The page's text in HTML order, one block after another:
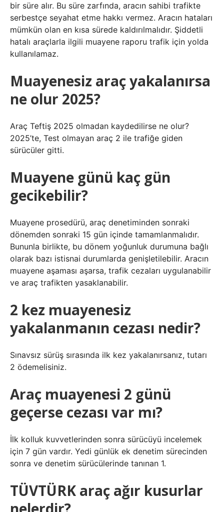
bir süre alır. Bu süre zarfında, aracın sahibi trafikte
serbestçe seyahat etme hakkı vermez. Aracın hataları
mümkün olan en kısa sürede kaldırılmalıdır. Şiddetli
hatalı araçlarla ilgili muayene raporu trafik için yolda
kullanılamaz.
Muayenesiz araç yakalanırsa
ne olur 2025?
Araç Teftiş 2025 olmadan kaydedilirse ne olur?
2025’te, Test olmayan araç 2 ile trafiğe giden
sürücüler gitti.
Muayene günü kaç gün
gecikebilir?
Muayene prosedürü, araç denetiminden sonraki
dönemden sonraki 15 gün içinde tamamlanmalıdır.
Bununla birlikte, bu dönem yoğunluk durumuna bağlı
olarak bazı istisnai durumlarda genişletilebilir. Aracın
muayene aşaması aşarsa, trafik cezaları uygulanabilir
ve araç trafikten yasaklanabilir.
2 kez muayenesiz
yakalanmanın cezası nedir?
Sınavsız sürüş sırasında ilk kez yakalanırsanız, tutarı
2 ödemelisiniz.
Araç muayenesi 2 günü
geçerse cezası var mı?
İlk kolluk kuvvetlerinden sonra sürücüyü incelemek
için 7 gün vardır. Yedi günlük ek denetim sürecinden
sonra ve denetim sürücülerinde tanınan 1.
TÜVTÜRK araç ağır kusurlar